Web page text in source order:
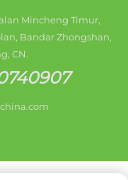
Mincheng Timur,
Bandar Zhongshan,
CN.